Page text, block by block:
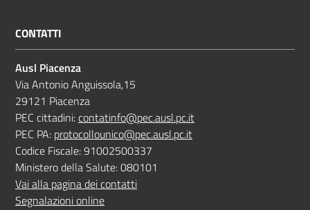
CONTATTI
Ausl Piacenza
Via Antonio Anguissola,15
29121 Piacenza
PEC cittadini:contatinfo@pec.ausl.pc.it
PEC PA: protocollounico@pec.ausl.pc.it
Codice Fiscale: 91002500337
Ministero della Salute: 080101
Vai alla pagina dei contatti
Segnalazioni online